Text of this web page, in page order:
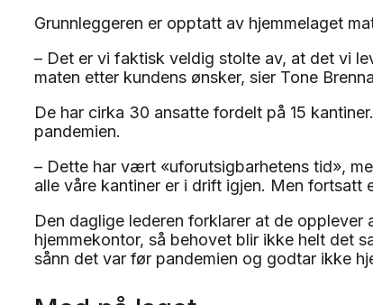
Grunnleggeren er opptatt av hjemmelaget
– Det er vi faktisk veldig stolte av, at det vi
maten etter kundens ønsker, sier Tone
De har cirka 30 ansatte fordelt på 15
pandemien.
– Dette har vært «uforutsigbarhetens tid»,
alle våre kantiner er i drift igjen. Men
Den daglige lederen forklarer at de
hjemmekontor, så behovet blir ikke helt det
sånn det var før pandemien og godtar ikke